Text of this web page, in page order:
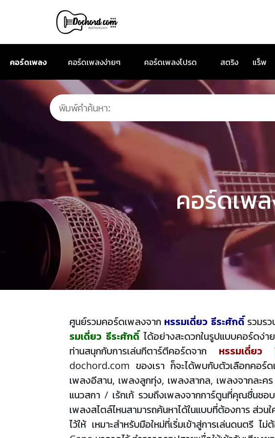
คอร์ดเพลง คอร์ดเพลงง่ายๆ คอร์ดเพลงโปรด สตริง แร็พ
คอร์ดเพ
ศูนย์รวมคอร์ดเพลงจาก หรรมเดี่ยว ธีระศักดิ์รวมรว
รมเดี่ยว ธีระศักดิ์ได้อย่างสะดวกในรูปแบบคอร์ดง่า
ท่านสนุกกับการเล่นกีตาร์ตีคอร์ดจาก หรรมเดี่ยว
dochord.com ของเรา ก็จะได้พบกับตัวเลือกคอร์ดเ
เพลงอีสาน, เพลงลูกทุ่ง, เพลงสากล, เพลงจากละ
แนวสกา / เร้กเก้ รวมถึงเพลงจากการ์ตูนที่คุณชื่นช
เพลงสไตล์ไหนสามารถค้นหาได้ในแบบที่ต้องการ ส่ว
ไว้ให้ เหมาะสำหรับมือใหม่ที่เริ่มเข้าสู่การเล่นดนตรี